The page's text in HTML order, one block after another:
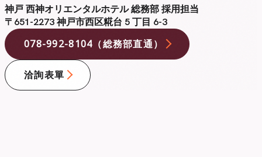
神戸 西神オリエンタルホテル 総務部 採用担当
〒651-2273神戸市西区糀台 5 丁目 6-3
078-992-8104（総務部直通）
洽詢表單